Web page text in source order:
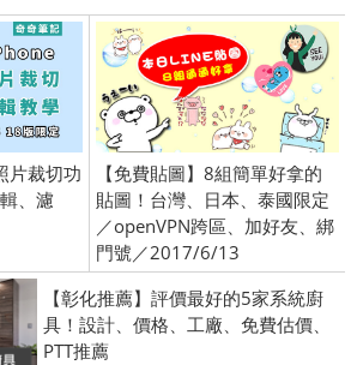
片裁切功
、濾
【免費貼圖】8組簡單好拿的
貼圖！台灣、日本、泰國限定
／openVPN跨區、加好友、綁
門號／2017/6/13
【彰化推薦】評價最好的5家系統廚
具！設計、價格、工廠、免費估價、
PTT推薦